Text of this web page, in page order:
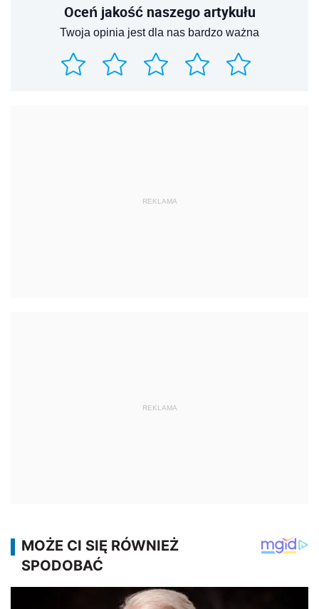
Oceń jakość naszego artykułu
Twoja opinia jest dla nas bardzo ważna
REKLAMA
REKLAMA